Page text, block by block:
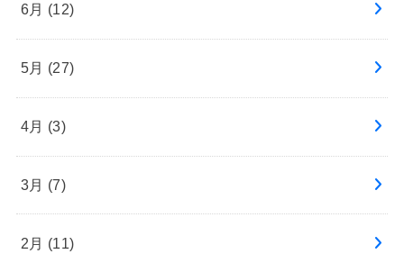
6月 (12)
5月 (27)
4月 (3)
3月 (7)
2月 (11)